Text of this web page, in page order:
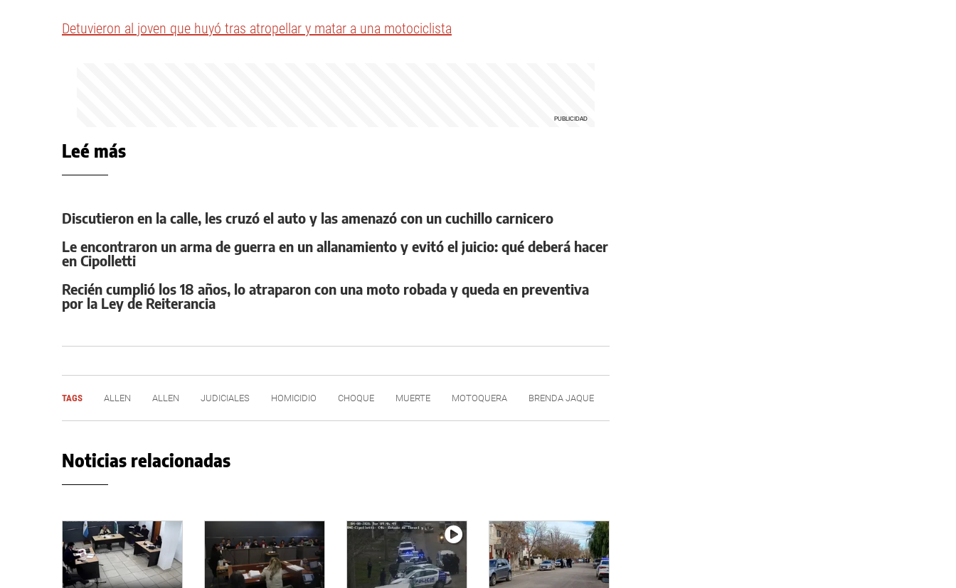
Detuvieron al joven que huyó tras atropellar y matar a una motociclista
Leé más
Discutieron en la calle, les cruzó el auto y las amenazó con un cuchillo carnicero
Le encontraron un arma de guerra en un allanamiento y evitó el juicio: qué deberá hacer
en Cipolletti
Recién cumplió los 18 años, lo atraparon con una moto robada y queda en preventiva
por la Ley de Reiterancia
TAGS ALLEN ALLEN JUDICIALES HOMICIDIO CHOQUE MUERTE MOTOQUERA BRENDA JAQUE
Noticias relacionadas